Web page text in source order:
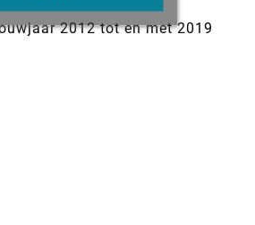
2012 tot en met 2019